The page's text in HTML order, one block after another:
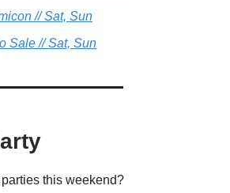
// Sat, Sun
Sale // Sat, Sun
this weekend?